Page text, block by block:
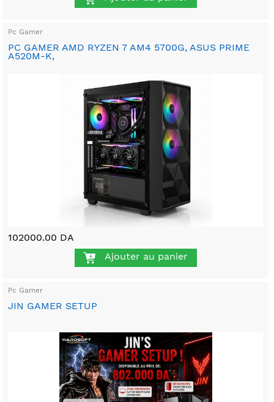
Pc Gamer
PC GAMER AMD RYZEN 7 AM4 5700G, ASUS PRIME
A520M-K,
102000.00 DA
Ajouter au panier
Pc Gamer
JIN GAMER SETUP